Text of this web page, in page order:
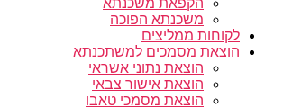
הקפאת משכנתא
משכנתא הפוכה
לקוחות ממליצים
הוצאת מסמכים למשתכנתא
הוצאת נתוני אשראי
הוצאת אישור צבאי
הוצאת מסמכי טאבו